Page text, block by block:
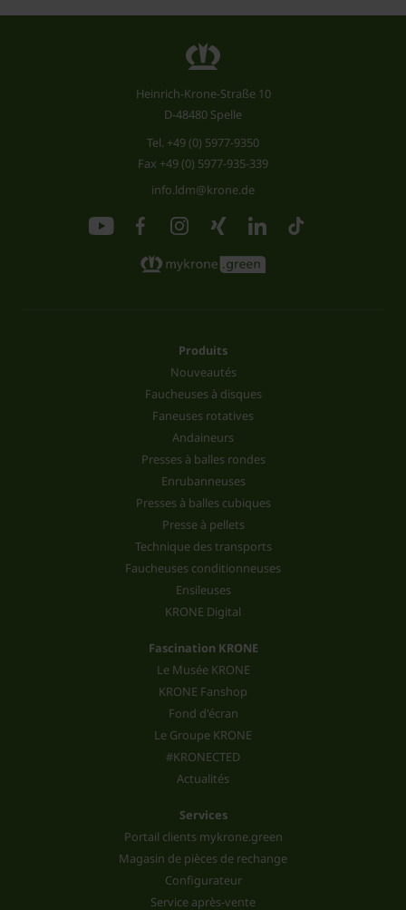
Heinrich-Krone-Straße 10
D-48480 Spelle
Tel. +49 (0) 5977-9350
Fax +49 (0) 5977-935-339
info.ldm@krone.de
Produits
Nouveautés
Faucheuses à disques
Faneuses rotatives
Andaineurs
Presses à balles rondes
Enrubanneuses
Presses à balles cubiques
Presse à pellets
Technique des transports
Faucheuses conditionneuses
Ensileuses
KRONE Digital
Fascination KRONE
Le Musée KRONE
KRONE Fanshop
Fond d'écran
Le Groupe KRONE
#KRONECTED
Actualités
Services
Portail clients mykrone.green
Magasin de pièces de rechange
Configurateur
Service après-vente